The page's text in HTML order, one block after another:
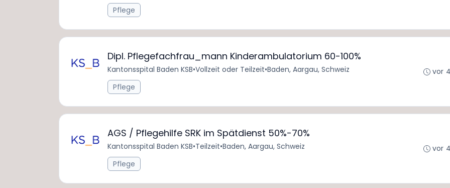
Pflege
Dipl. Pflegefachfrau_mann Kinderambulatorium 60-100%
Kantonsspital Baden KSB•Vollzeit oder Teilzeit•Baden, Aargau, Schweiz
Pflege
vor
AGS / Pflegehilfe SRK im Spätdienst 50%-70%
Kantonsspital Baden KSB•Teilzeit•Baden, Aargau, Schweiz
Pflege
vor